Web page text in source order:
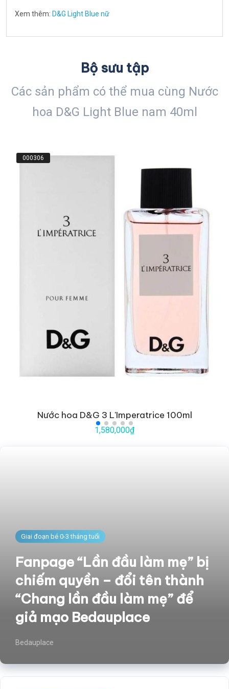
Xem thêm: D&G Light Blue nữ
Bộ sưu tập
Các sản phẩm có thể mua cùng Nước
hoa D&G Light Blue nam 40ml
000306
Nước hoa D&G 3 L'Imperatrice 100ml
1,580,000₫
Giai đoạn bé 0-3 tháng tuổi
Fanpage “Lần đầu làm mẹ” bị
chiếm quyền – đổi tên thành
“Chang lần đầu làm mẹ” để
giả mạo Bedauplace
Bedauplace